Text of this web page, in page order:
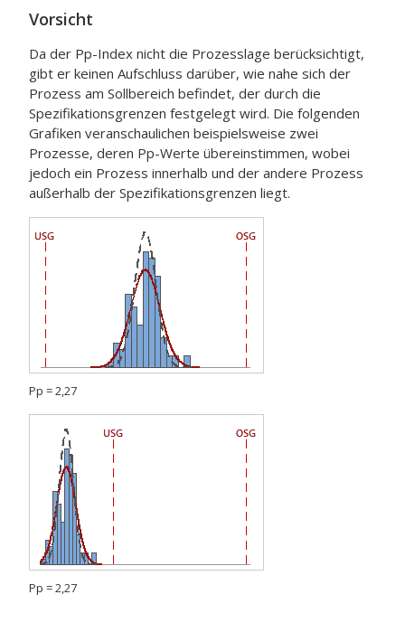
Vorsicht
Da der Pp-Index nicht die Prozesslage berücksichtigt,
gibt er keinen Aufschluss darüber, wie nahe sich der
Prozess am Sollbereich befindet, der durch die
Spezifikationsgrenzen festgelegt wird. Die folgenden
Grafiken veranschaulichen beispielsweise zwei
Prozesse, deren Pp-Werte übereinstimmen, wobei
jedoch ein Prozess innerhalb und der andere Prozess
außerhalb der Spezifikationsgrenzen liegt.
Pp = 2,27
Pp = 2,27